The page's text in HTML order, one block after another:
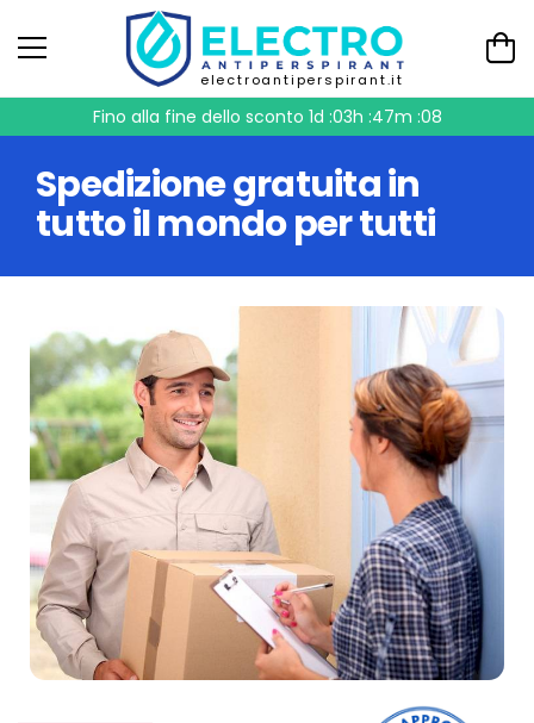
electroantiperspirant.it
Fino alla fine dello sconto 1d :03h :47m :07
Spedizione gratuita in
tutto il mondo per tutti